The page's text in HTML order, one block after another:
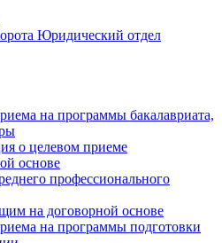
Юридический отдел
на программы бакалавриата,
о целевом приеме
основе
профессионального
на договорной основе
на программы подготовки